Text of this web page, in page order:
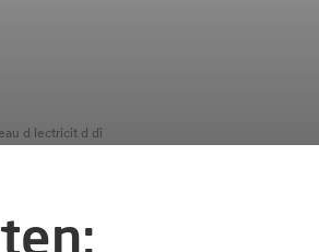
d lectricit d di